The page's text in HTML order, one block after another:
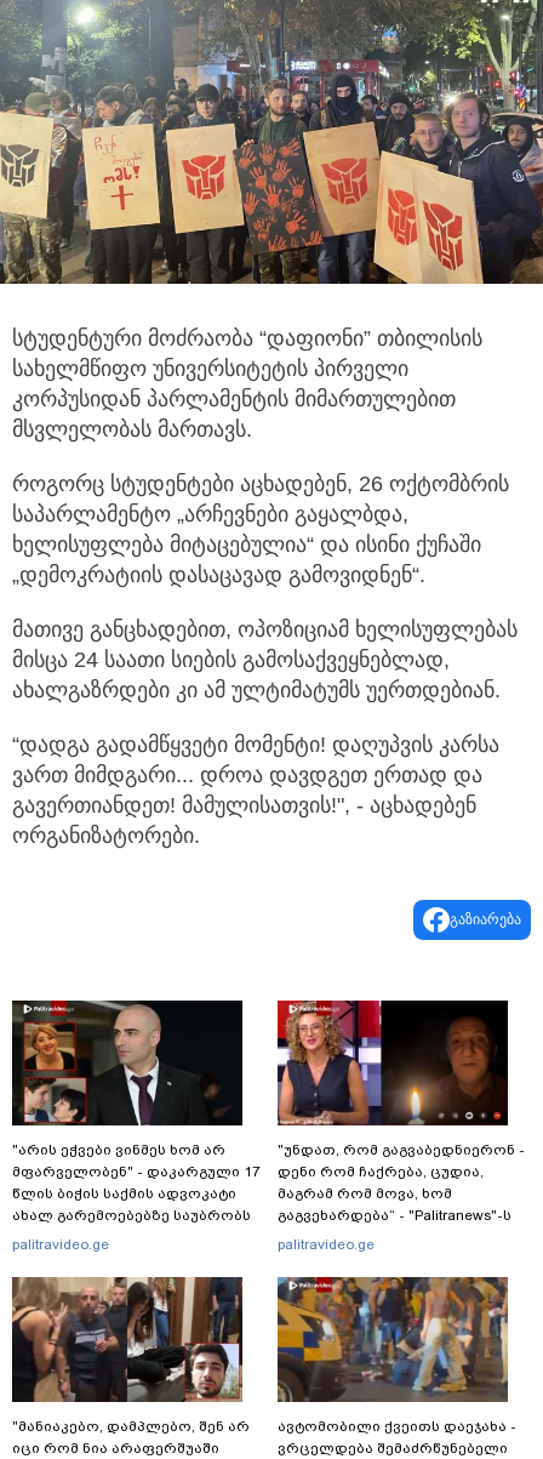
სტუდენტური მოძრაობა “დაფიონი” თბილისის
სახელმწიფო უნივერსიტეტის პირველი
კორპუსიდან პარლამენტის მიმართულებით
მსვლელობას მართავს.
როგორც სტუდენტები აცხადებენ, 26 ოქტომბრის
საპარლამენტო „არჩევნები გაყალბდა,
ხელისუფლება მიტაცებულია“ და ისინი ქუჩაში
„დემოკრატიის დასაცავად გამოვიდნენ“.
მათივე განცხადებით, ოპოზიციამ ხელისუფლებას
მისცა 24 საათი სიების გამოსაქვეყნებლად,
ახალგაზრდები კი ამ ულტიმატუმს უერთდებიან.
“დადგა გადამწყვეტი მომენტი! დაღუპვის კარსა
ვართ მიმდგარი... დროა დავდგეთ ერთად და
გავერთიანდეთ! მამულისათვის!", - აცხადებენ
ორგანიზატორები.
გაზიარება
"არის ეჭვები ვინმეს ხომ არ
მფარველობენ" - დაკარგული 17
წლის ბიჭის საქმის ადვოკატი
ახალ გარემოებებზე საუბრობს
palitravideo.ge
"მანიაკებო, დამპლებო, შენ არ
იცი რომ ნია არაფერშუაში
"უნდათ, რომ გაგვაბედნიერონ -
დენი რომ ჩაქრება, ცუდია,
მაგრამ რომ მოვა, ხომ
გაგვეხარდება“ - "Palitranews"-ს
პირდეპირ ეთერში გია
ჩაერთო
palitravideo.ge
ავტომობილი ქვეითს დაეჯახა -
ვრცელდება შემაძრწუნებელი